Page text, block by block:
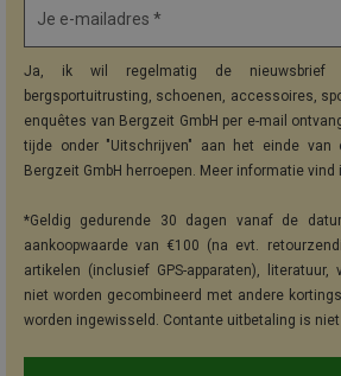
Je e-mailadres *
Ja, ik wil regelmatig de nieuwsbrief
bergsportuitrusting, schoenen, accessoires,
enquêtes van Bergzeit GmbH per e-mail
tijde onder "Uitschrijven" aan het einde
Bergzeit GmbH herroepen. Meer informatie vind
*Geldig gedurende 30 dagen vanaf de
aankoopwaarde van €100 (na evt.
artikelen (inclusief GPS-apparaten),
niet worden gecombineerd met andere
worden ingewisseld. Contante uitbetaling is